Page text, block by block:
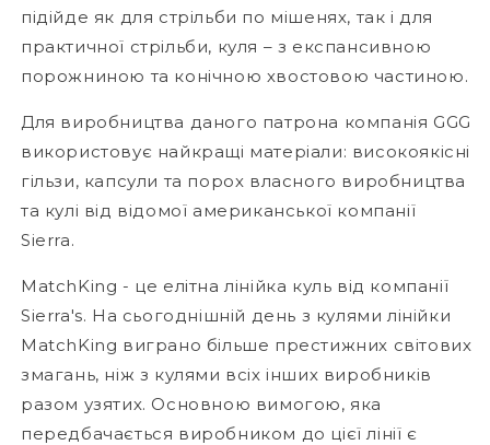
підійде як для стрільби по мішенях, так і для
практичної стрільби, куля – з експансивною
порожниною та конічною хвостовою частиною.
Для виробництва даного патрона компанія GGG
використовує найкращі матеріали: високоякісні
гільзи, капсули та порох власного виробництва
та кулі від відомої американської компанії
Sierra.
MatchKing - це елітна лінійка куль від компанії
Sierra's. На сьогоднішній день з кулями лінійки
MatchKing виграно більше престижних світових
змагань, ніж з кулями всіх інших виробників
разом узятих. Основною вимогою, яка
передбачається виробником до цієї лінії є